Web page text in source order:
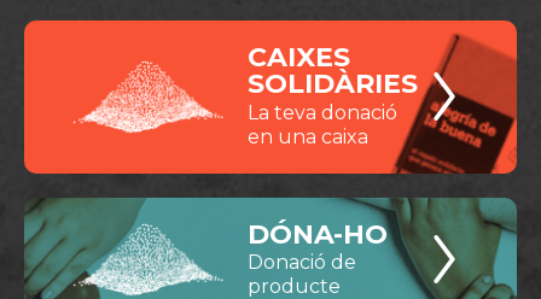
CAIXES
SOLIDÀRIES
La teva donació
en una caixa
DÓNA-HO
Donació de
producte